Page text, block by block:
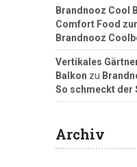
Brandnooz Cool
Comfort Food
Brandnooz
Vertikales
Balkon zu
So schmeckt der
Archiv